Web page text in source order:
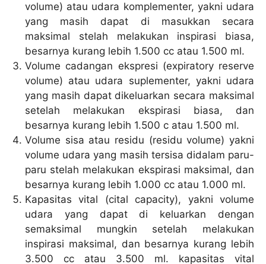
volume) atau udara komplementer, yakni udara
yang masih dapat di masukkan secara
maksimal stelah melakukan inspirasi biasa,
besarnya kurang lebih 1.500 cc atau 1.500 ml.
Volume cadangan ekspresi (expiratory reserve
volume) atau udara suplementer, yakni udara
yang masih dapat dikeluarkan secara maksimal
setelah melakukan ekspirasi biasa, dan
besarnya kurang lebih 1.500 c atau 1.500 ml.
Volume sisa atau residu (residu volume) yakni
volume udara yang masih tersisa didalam paru-
paru stelah melakukan ekspirasi maksimal, dan
besarnya kurang lebih 1.000 cc atau 1.000 ml.
Kapasitas vital (cital capacity), yakni volume
udara yang dapat di keluarkan dengan
semaksimal mungkin setelah melakukan
inspirasi maksimal, dan besarnya kurang lebih
3.500 cc atau 3.500 ml. kapasitas vital